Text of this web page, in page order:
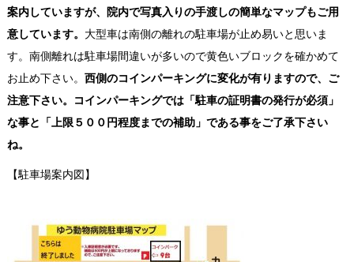
案内していますが、院内で写真入りの手渡しの簡単なマップもご用
意しています。 大型車は南側の離れの駐車場が止め易いと思いま
す。南側離れは駐車場間違いが多いので黄色いブロックを確かめて
お止め下さい。 西側のコインパーキングに変化が有りますので、ご
注意下さい。コインパーキングでは「駐車の証明書の発行が必須」
な事と「上限５００円程度までの補助」である事をご了承下さい
ね。
【駐車場案内図】